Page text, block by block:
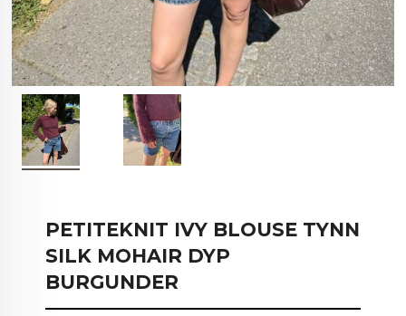
PETITEKNIT IVY BLOUSE TYNN
SILK MOHAIR DYP
BURGUNDER